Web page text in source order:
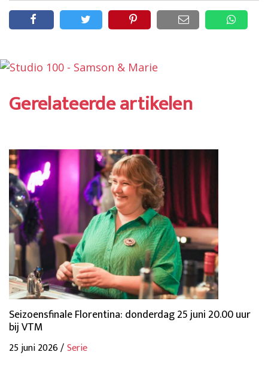
Gerelateerde artikelen
Seizoensfinale Florentina: donderdag 25 juni 20.00 uur
bij VTM
25 juni 2026 /Serie